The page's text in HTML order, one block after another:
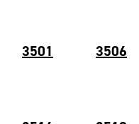
3501 3506